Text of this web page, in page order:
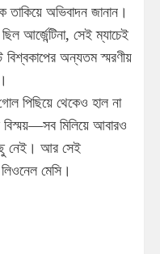
তাকিয়ে অভিবাদন জানান।
আর্জেন্টিনা, সেই ম্যাচেই
অন্যতম স্মরণীয়
পিছিয়ে থেকেও হাল না
মিলিয়ে আবারও
নেই। আর সেই
মেসি।